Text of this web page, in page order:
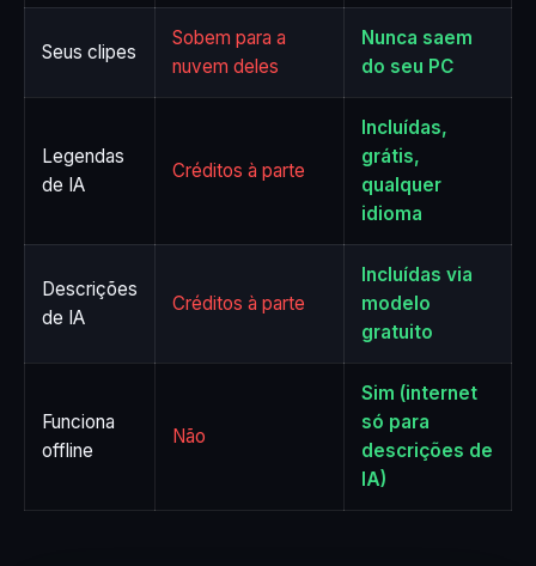
Seus clipes
Sobem para a
nuvem deles
Nunca saem
do seu PC
Legendas
de IA
Créditos à parte
Incluídas,
grátis,
qualquer
idioma
Descrições
de IA
Créditos à parte
Incluídas via
modelo
gratuito
Funciona
offline
Não
Sim (internet
só para
descrições de
IA)